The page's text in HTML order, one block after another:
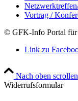
Vortrag /
© GFK-Info Portal für
Link zu
Nach oben scrollen
Widerrufsformular